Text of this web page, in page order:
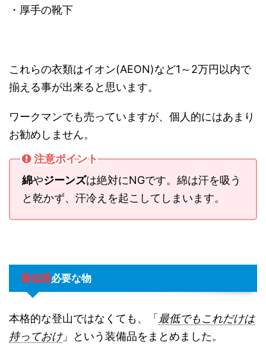
・厚手の靴下
これらの衣類はイオン(AEON)など1～2万円以内で
揃える事が出来ると思います。
ワークマンでも売っていますが、個人的にはあまり
お勧めしません。
注意ポイント
綿やジーンズは絶対にNGです。綿は汗を吸う
と乾かず、汗冷えを起こしてしまいます。
最低限必要な物
本格的な登山ではなくても、「最低でもこれだけは
持っておけ」という装備品をまとめました。